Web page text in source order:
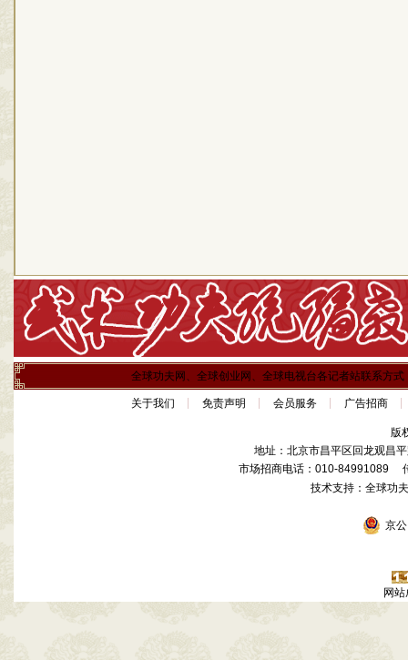
全球功夫网、全球创业网、全球电视台各记者站联系方式
关于我们 免责声明 会员服务 广告招商
版
地址：北京市昌平区回龙观昌
市场招商电话：010-84991089
技术支持：全球
京公
网